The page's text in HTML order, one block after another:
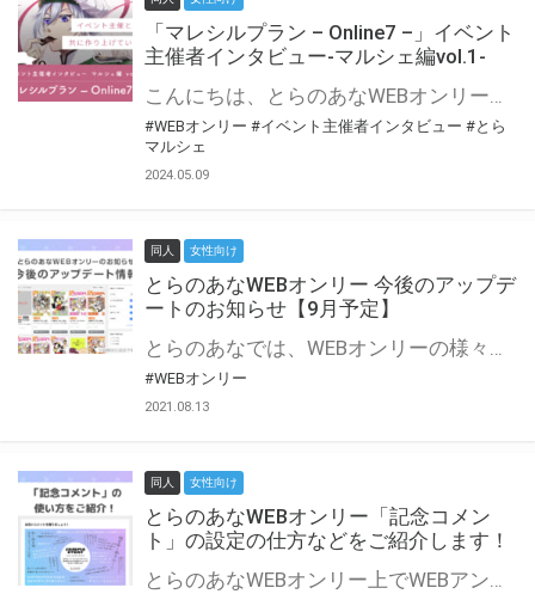
「マレシルプラン – Online7 –」イベント
主催者インタビュー-マルシェ編vol.1-
こんにちは、とらのあなWEBオンリー運営スタッフです。 新たにお届けする、イベント主催者インタビュー-マルシェ編-は、 とらのあなWEBオンリー「マルシェ」をご利用した主催様に 「マルシェ」を使って開催した感想や心がけをお聞きする企画です。 今回は、WEBオンリー開催7回目迎えた「マレシルプラン – Online7 –」より、 主催の玉川うた様にお話を伺いました。 ▼マレシルプランのインタビュー前回記事 「イベント主催者インタビュー vol.6」はこちら 協力：玉川うた様（マレシルプラン実行委員会 代表）／イベント公式Twitter（@mallesil_plan） とらのあなWEBオンリー「マルシェ」とは？ WEBオンリーでリアルタイムでコミュニケーションがとれるオンライン会場です。
#WEBオンリー #イベント主催者インタビュー #とら
マルシェ
2024.05.09
同人 女性向け
とらのあなWEBオンリー 今後のアップデ
ートのお知らせ【9月予定】
とらのあなでは、WEBオンリーの様々な支援を実施しています。 今回は2021年9月に実装を予定しているアップデート情報についてご紹介いたします。 とらのあなWEBオンリーサイトはこちら
#WEBオンリー
2021.08.13
同人 女性向け
とらのあなWEBオンリー「記念コメン
ト」の設定の仕方などをご紹介します！
とらのあなWEBオンリー上でWEBアンソロジーが作成できる「記念コメント」について、その使い方や作成手順を解説します！ 支援タイプを「サークル参加型」「サークル参加型・マルシェ(イベント会場)機能付き」でお申し込みいただいている主催者様はぜひご活用ください♪ とらのあなWEBオンリーサイトはこちら